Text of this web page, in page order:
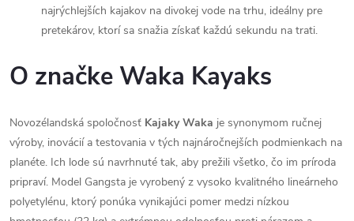
najrýchlejších kajakov na divokej vode na trhu, ideálny pre
pretekárov, ktorí sa snažia získať každú sekundu na trati.
O značke Waka Kayaks
Novozélandská spoločnosť Kajaky Waka je synonymom ručnej
výroby, inovácií a testovania v tých najnáročnejších podmienkach na
planéte. Ich lode sú navrhnuté tak, aby prežili všetko, čo im príroda
pripraví. Model Gangsta je vyrobený z vysoko kvalitného lineárneho
polyetylénu, ktorý ponúka vynikajúci pomer medzi nízkou